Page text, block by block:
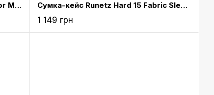
Чохол Hard 13-ich Runetz Sleeve for MacBook 13“/Laptop Teal (H-13.Teal) Сумка-кейс Runetz Hard 15 Fabric Sleeve для MacBook 15“ Teal (H-15.Teal)
1 149 грн